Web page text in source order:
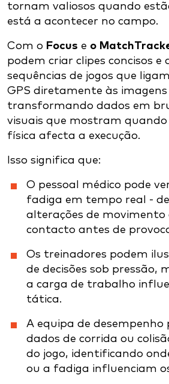
tornam valiosos quando
está a acontecer no campo.
Com o Focus e o
podem criar clipes concisos e
sequências de jogos que
GPS diretamente às
transformando dados em
visuais que mostram quando
física afecta a execução.
Isso significa que:
O pessoal médico pode
fadiga em tempo real -
alterações de movimento
contacto antes de
Os treinadores podem
de decisões sob pressão,
a carga de trabalho
tática.
A equipa de desempenho
dados de corrida ou
do jogo, identificando
ou a fadiga influenciam